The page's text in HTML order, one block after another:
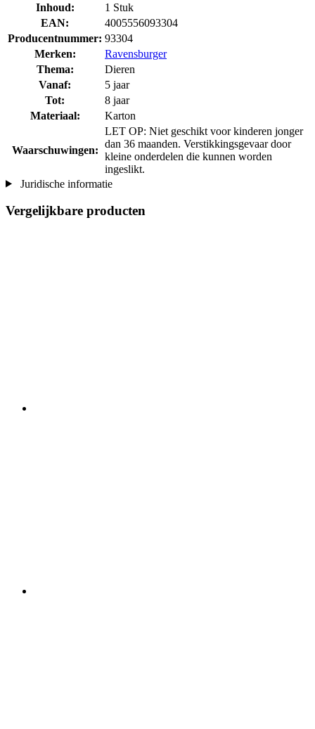
Inhoud:
1 Stuk
EAN:
4005556093304
Producentnummer: 93304
Merken:
Ravensburger
Thema:
Dieren
Vanaf:
5 jaar
Tot:
8 jaar
Materiaal:
Karton
Waarschuwingen:
LET OP: Niet geschikt voor kinderen jonger
dan 36 maanden. Verstikkingsgevaar door
kleine onderdelen die kunnen worden
ingeslikt.
Juridische informatie
Vergelijkbare producten